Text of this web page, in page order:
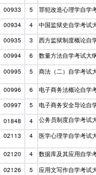
00933 5 罪犯改造心理学自学
00934 4 中国监狱史自学考试
00935 3 西方监狱制度概论自
00994 6 数量方法自学考试大
00995 5 商法（二）自学考试
00996 6 电子商务法概论自学
00997 5 电子商务安全导论自
01848 4 公务员制度自学考试
02113 4 医学心理学自学考试
02120 4 数据库及其应用自学
02126 5 应用文写作自学考试